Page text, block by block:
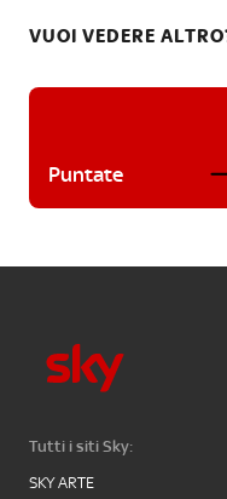
VUOI VEDERE
Puntate
Tutti i siti Sky:
SKY ARTE